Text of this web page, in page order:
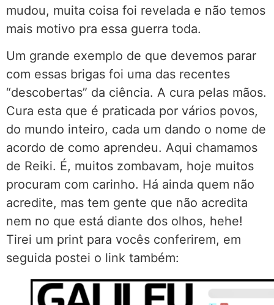
mudou, muita coisa foi revelada e não temos
mais motivo pra essa guerra toda.
Um grande exemplo de que devemos parar
com essas brigas foi uma das recentes
“descobertas” da ciência. A cura pelas mãos.
Cura esta que é praticada por vários povos,
do mundo inteiro, cada um dando o nome de
acordo de como aprendeu. Aqui chamamos
de Reiki. É, muitos zombavam, hoje muitos
procuram com carinho. Há ainda quem não
acredite, mas tem gente que não acredita
nem no que está diante dos olhos, hehe!
Tirei um print para vocês conferirem, em
seguida postei o link também: